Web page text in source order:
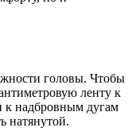
головы. Чтобы
ленту к
к надбровным дугам
натянутой.